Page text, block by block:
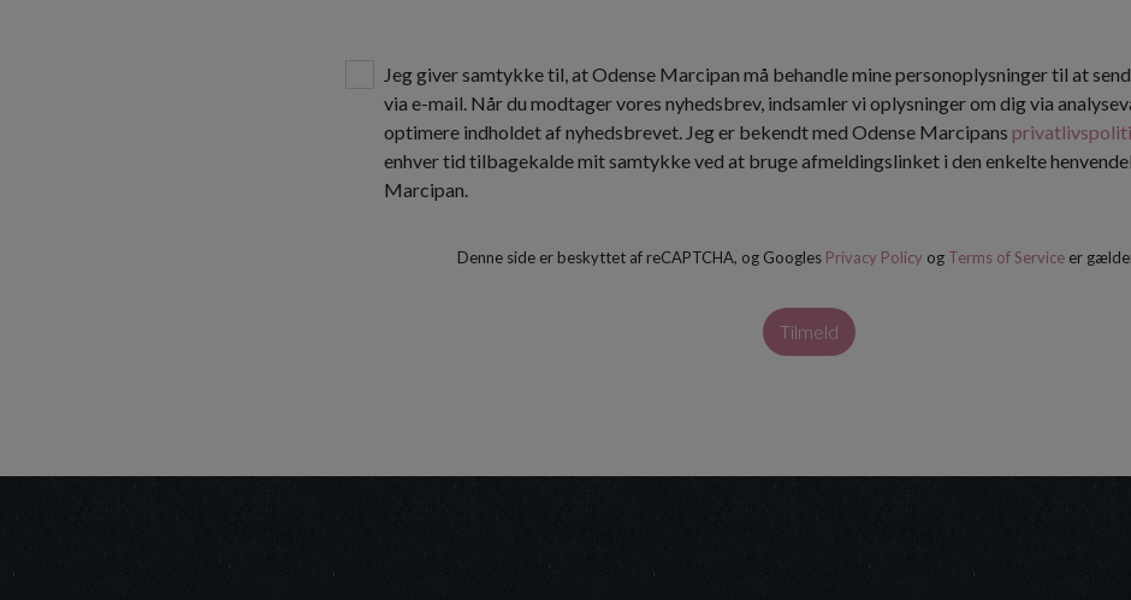
Jeg giver samtykke til, at Odense Marcipan må behandle mine personoplysninger til at
via e-mail. Når du modtager vores nyhedsbrev, indsamler vi oplysninger om dig via
optimere indholdet af nyhedsbrevet. Jeg er bekendt med Odense Marcipans
enhver tid tilbagekalde mit samtykke ved at bruge afmeldingslinket i den enkelte
Marcipan.
Denne side er beskyttet af reCAPTCHA, og Googles Privacy Policy og Terms of Service er
Tilmeld